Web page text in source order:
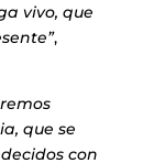
vivo, que
,
que se
con